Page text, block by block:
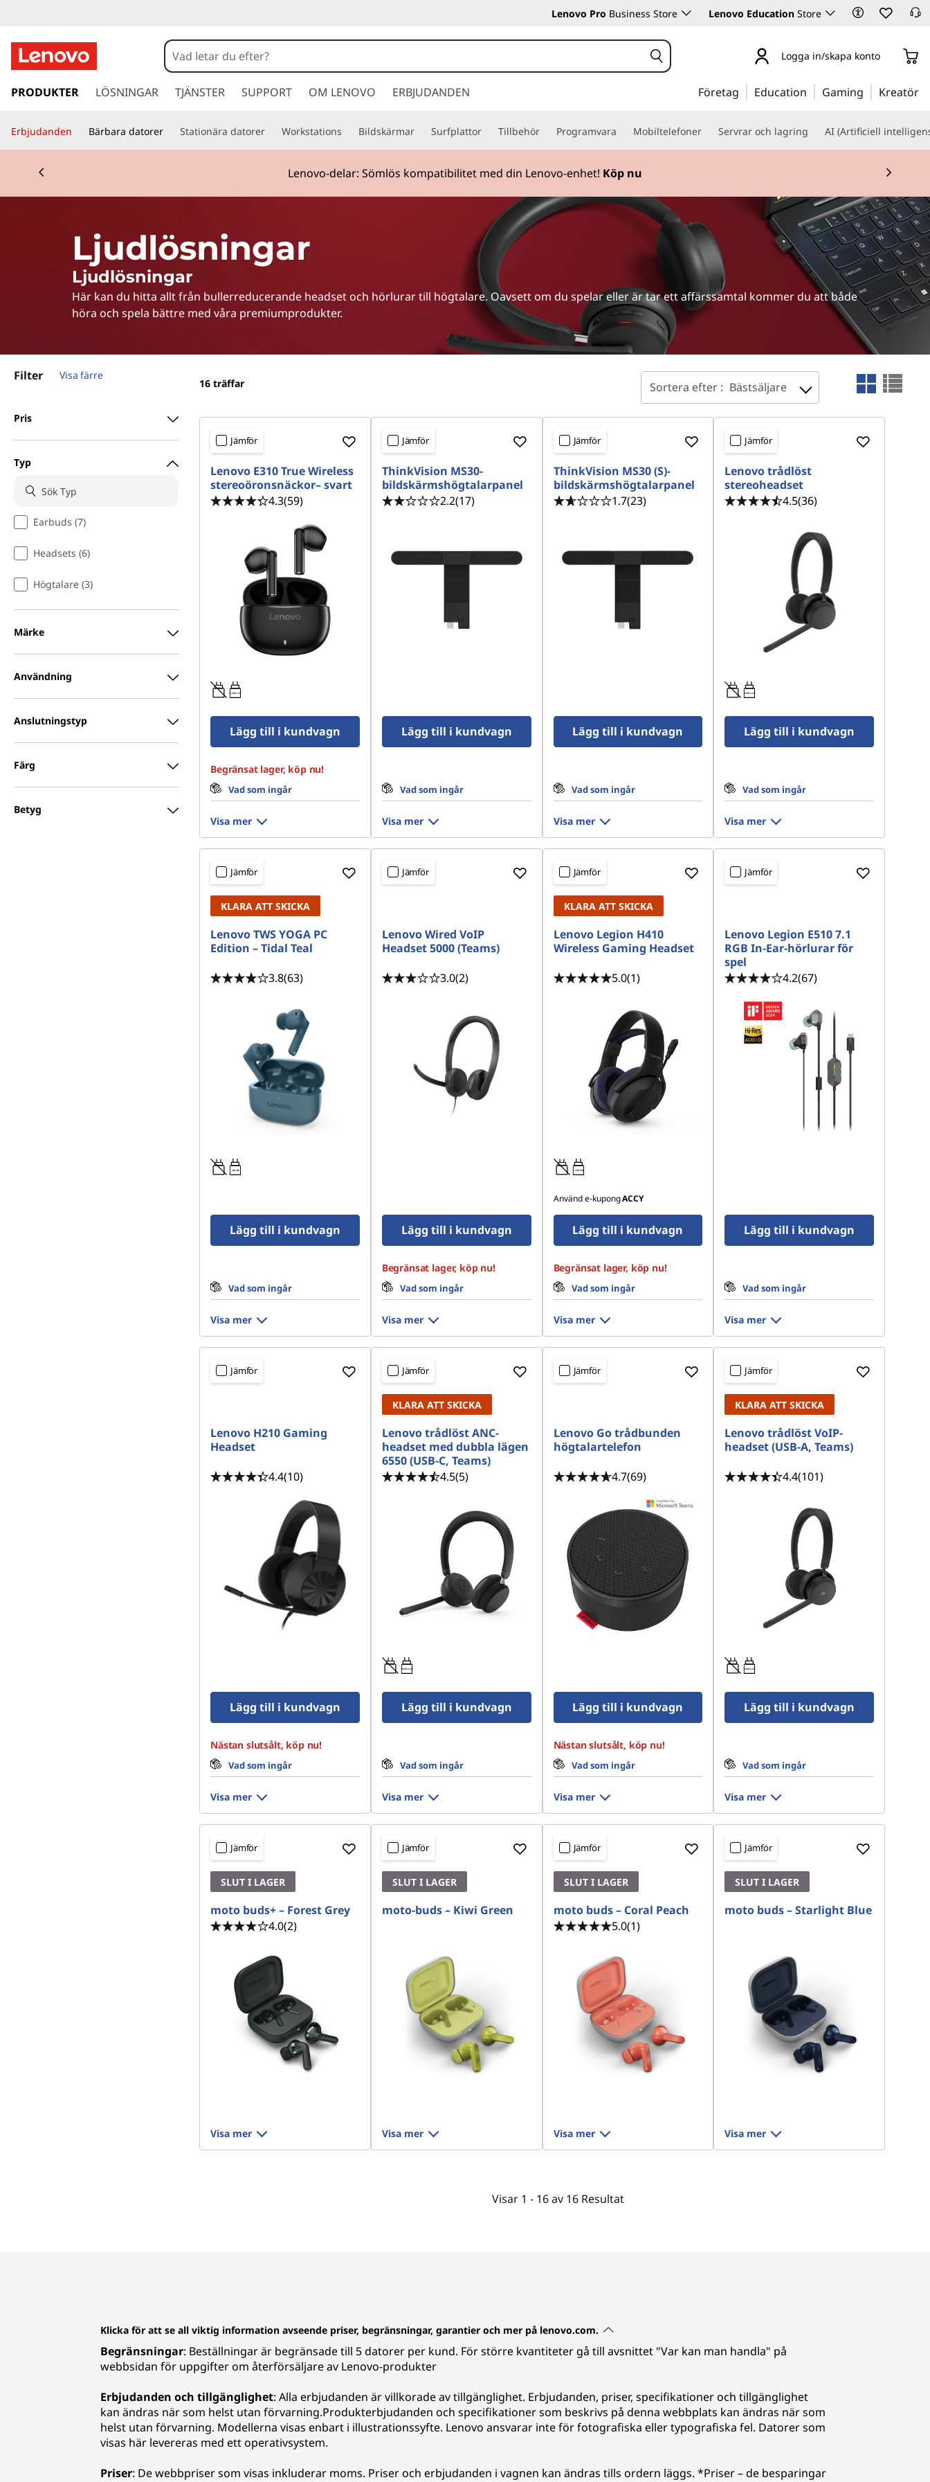
p
e
a
k
r
Lenovo Pro Business Store Lenovo Education Store
o
a
v
a
u
n
h
å
t
Logga in/skapa konto
PRODUKTER LÖSNINGAR TJÄNSTER SUPPORT OM LENOVO ERBJUDANDEN Företag Education Gaming Kreatör
Erbjudanden Bärbara datorer Stationära datorer Workstations Bildskärmar Surfplattor Tillbehör Programvara Mobiltelefoner Servrar och lagring AI (Artificiell
Lenovo-delar: Sömlös kompatibilitet med din Lenovo-enhet! Köp nu
Ljudlösningar
Ljudlösningar
Här kan du hitta allt från bullerreducerande headset och hörlurar till högtalare. Oavsett om du spelar eller är tar ett affärssamtal kommer du att både
höra och spela bättre med våra premiumprodukter.
Filter Visa färre
Pris
Typ
Earbuds (7)
Headsets (6)
Högtalare (3)
Märke
Användning
Anslutningstyp
Färg
Betyg
16 träffar Sortera efter : Bästsäljare
Jämför
Lenovo E310 True Wireless
stereoöronsnäckor– svart
4.3(59)
0.15W-1.5W
Lägg till i kundvagn
Begränsat lager, köp nu!
Vad som ingår
Visa mer
Jämför
ThinkVision MS30-
bildskärmshögtalarpanel
2.2(17)
Lägg till i kundvagn
Vad som ingår
Visa mer
Jämför
ThinkVision MS30 (S)-
bildskärmshögtalarpanel
1.7(23)
Lägg till i kundvagn
Vad som ingår
Visa mer
Jämför
Lenovo trådlöst
stereoheadset
4.5(36)
0.95W-3.25W
Lägg till i kundvagn
Vad som ingår
Visa mer
Jämför
KLARA ATT SKICKA
Lenovo TWS YOGA PC
Edition – Tidal Teal
3.8(63)
3W-4W
Lägg till i kundvagn
Vad som ingår
Visa mer
Jämför
Lenovo Wired VoIP
Headset 5000 (Teams)
3.0(2)
Lägg till i kundvagn
Begränsat lager, köp nu!
Vad som ingår
Visa mer
Jämför
KLARA ATT SKICKA
Lenovo Legion H410
Wireless Gaming Headset
5.0(1)
1.5W-2W
Använd e-kupongACCY
Lägg till i kundvagn
Begränsat lager, köp nu!
Vad som ingår
Visa mer
Jämför
Lenovo Legion E510 7.1
RGB In-Ear-hörlurar för
spel
4.2(67)
Lägg till i kundvagn
Vad som ingår
Visa mer
Jämför
Lenovo H210 Gaming
Headset
4.4(10)
Lägg till i kundvagn
Nästan slutsålt, köp nu!
Vad som ingår
Visa mer
Jämför
KLARA ATT SKICKA
Lenovo trådlöst ANC-
headset med dubbla lägen
6550 (USB-C, Teams)
4.5(5)
0.95W-3.25W
Lägg till i kundvagn
Vad som ingår
Visa mer
Jämför
Lenovo Go trådbunden
högtalartelefon
4.7(69)
Lägg till i kundvagn
Nästan slutsålt, köp nu!
Vad som ingår
Visa mer
Jämför
KLARA ATT SKICKA
Lenovo trådlöst VoIP-
headset (USB-A, Teams)
4.4(101)
0.95W-3.25W
Lägg till i kundvagn
Vad som ingår
Visa mer
Jämför
SLUT I LAGER
moto buds+ – Forest Grey
4.0(2)
Visa mer
Jämför
SLUT I LAGER
moto-buds – Kiwi Green
Visa mer
Jämför
SLUT I LAGER
moto buds – Coral Peach
5.0(1)
Visa mer
Jämför
SLUT I LAGER
moto buds – Starlight Blue
Visa mer
Visar1 - 16 av 16 Resultat
Klicka för att se all viktig information avseende priser, begränsningar, garantier och mer på lenovo.com.
Begränsningar: Beställningar är begränsade till 5 datorer per kund. För större kvantiteter gå till avsnittet "Var kan man handla" på
webbsidan för uppgifter om återförsäljare av Lenovo-produkter
Erbjudanden och tillgänglighet: Alla erbjudanden är villkorade av tillgänglighet. Erbjudanden, priser, specifikationer och tillgänglighet
kan ändras när som helst utan förvarning.Produkterbjudanden och specifikationer som beskrivs på denna webbplats kan ändras när som
helst utan förvarning. Modellerna visas enbart i illustrationssyfte. Lenovo ansvarar inte för fotografiska eller typografiska fel. Datorer som
visas här levereras med ett operativsystem.
Priser: De webbpriser som visas inkluderar moms. Priser och erbjudanden i vagnen kan ändras tills ordern läggs. *Priser – de besparingar